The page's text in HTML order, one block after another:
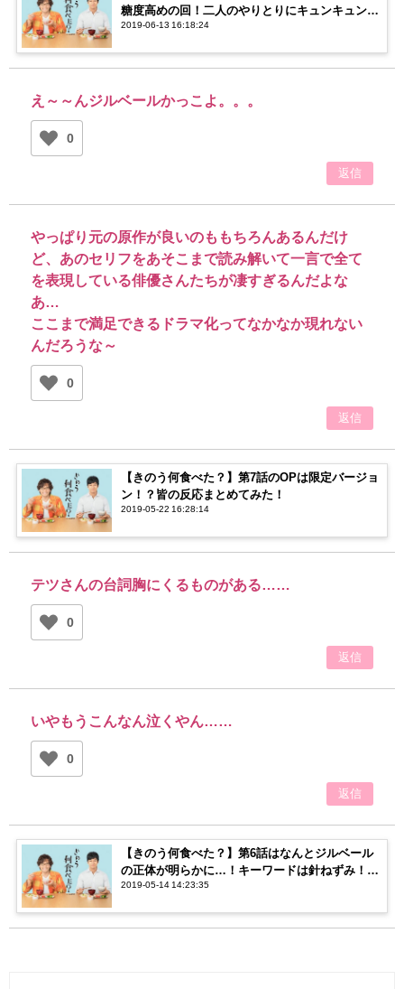
糖度高めの回！二人のやりとりにキュンキュンが
止まらない…！！【ネタバレ注意】
2019-06-13 16:18:24
え～～んジルベールかっこよ。。。
0
返信
やっぱり元の原作が良いのももちろんあるんだけ
ど、あのセリフをあそこまで読み解いて一言で全て
を表現している俳優さんたちが凄すぎるんだよな
あ…
ここまで満足できるドラマ化ってなかなか現れない
んだろうな～
0
返信
【きのう何食べた？】第7話のOPは限定バージョ
ン！？皆の反応まとめてみた！
2019-05-22 16:28:14
テツさんの台詞胸にくるものがある……
0
返信
いやもうこんなん泣くやん……
0
返信
【きのう何食べた？】第6話はなんとジルベール
の正体が明らかに…！キーワードは針ねずみ！？
【ネタバレ注意】
2019-05-14 14:23:35